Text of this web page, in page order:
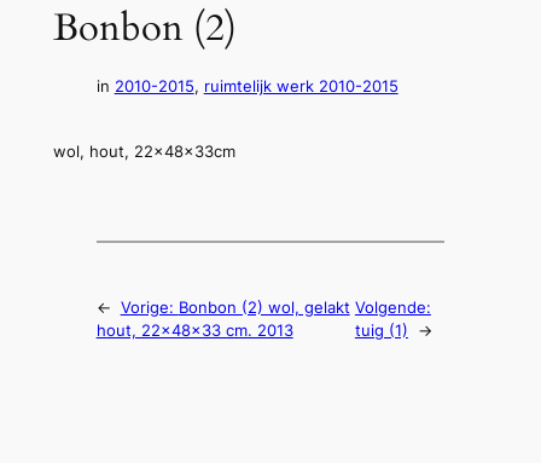
Bonbon (2)
in 2010-2015, ruimtelijk werk 2010-2015
wol, hout, 22x48x33cm
← Vorige: Bonbon (2) wol, gelakt
hout, 22x48x33 cm. 2013
Volgende:
tuig (1)
→